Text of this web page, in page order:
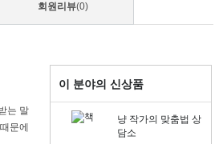
회원리뷰(0)
는 말
문에
이 분야의 신상품
냥 작가의 맞춤법 상
담소